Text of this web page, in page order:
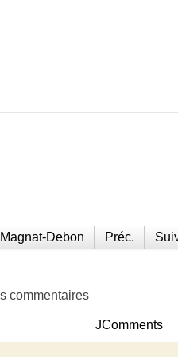
Debon Préc.
commentaires
JComments